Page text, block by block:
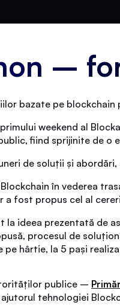
–
bazate pe
weekend al
fiind sprijinite de
de soluții și
în vederea
a fost propus cel al
la ideea prezentată de
procesul de
hârtie, la 5 pași
publice –
tehnologiei